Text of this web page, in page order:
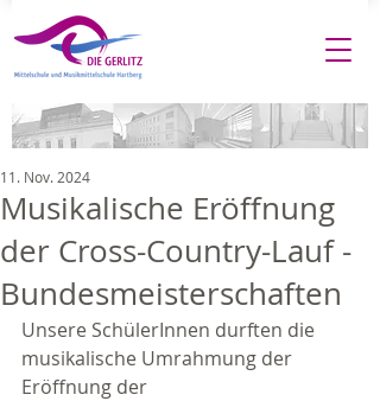
Musikalische Eröffnung
der Cross-Country-Lauf -
Bundesmeisterschaften
11. Nov. 2024
Unsere SchülerInnen durften die
musikalische Umrahmung der
Eröffnung der